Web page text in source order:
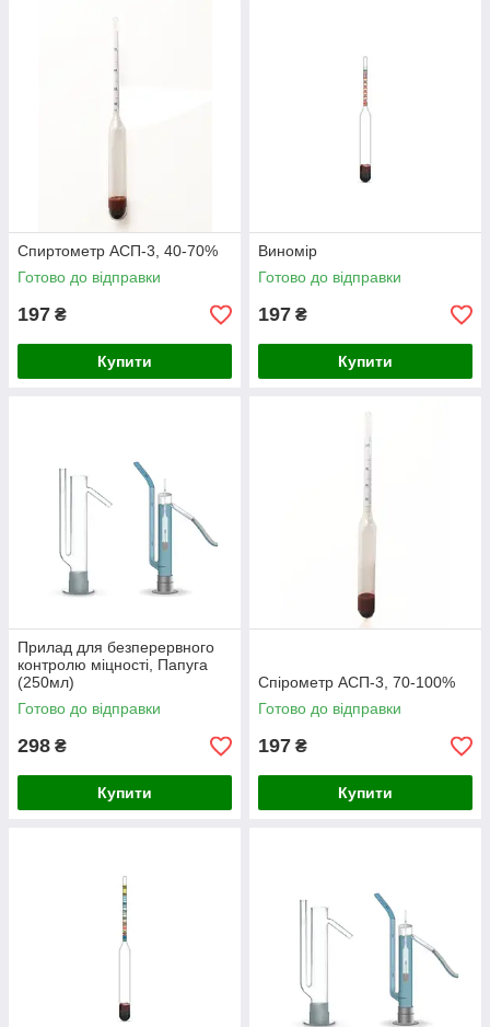
Спиртометр АСП-3, 40-70%
Готово до відправки
197 ₴
Купити
Виномір
Готово до відправки
197 ₴
Купити
Прилад для безперервного
контролю міцності, Папуга
(250мл)
Готово до відправки
298 ₴
Купити
Спірометр АСП-3, 70-100%
Готово до відправки
197 ₴
Купити